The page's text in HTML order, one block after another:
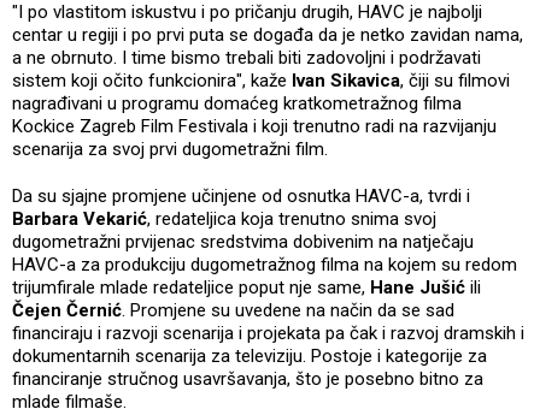
"I po vlastitom iskustvu i po pričanju drugih, HAVC je najbolji
centar u regiji i po prvi puta se događa da je netko zavidan nama,
a ne obrnuto. I time bismo trebali biti zadovoljni i podržavati
sistem koji očito funkcionira", kaže Ivan Sikavica, čiji su filmovi
nagrađivani u programu domaćeg kratkometražnog filma
Kockice Zagreb Film Festivala i koji trenutno radi na razvijanju
scenarija za svoj prvi dugometražni film.
Da su sjajne promjene učinjene od osnutka HAVC-a, tvrdi i
Barbara Vekarić, redateljica koja trenutno snima svoj
dugometražni prvijenac sredstvima dobivenim na natječaju
HAVC-a za produkciju dugometražnog filma na kojem su redom
trijumfirale mlade redateljice poput nje same, Hane Jušić ili
Čejen Černić. Promjene su uvedene na način da se sad
financiraju i razvoji scenarija i projekata pa čak i razvoj dramskih i
dokumentarnih scenarija za televiziju. Postoje i kategorije za
financiranje stručnog usavršavanja, što je posebno bitno za
mlade filmaše.